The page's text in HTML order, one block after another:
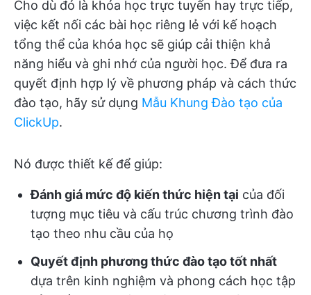
Cho dù đó là khóa học trực tuyến hay trực tiếp,
việc kết nối các bài học riêng lẻ với kế hoạch
tổng thể của khóa học sẽ giúp cải thiện khả
năng hiểu và ghi nhớ của người học. Để đưa ra
quyết định hợp lý về phương pháp và cách thức
đào tạo, hãy sử dụng Mẫu Khung Đào tạo của
ClickUp.
Nó được thiết kế để giúp:
Đánh giá mức độ kiến thức hiện tại của đối
tượng mục tiêu và cấu trúc chương trình đào
tạo theo nhu cầu của họ
Quyết định phương thức đào tạo tốt nhất
dựa trên kinh nghiệm và phong cách học tập